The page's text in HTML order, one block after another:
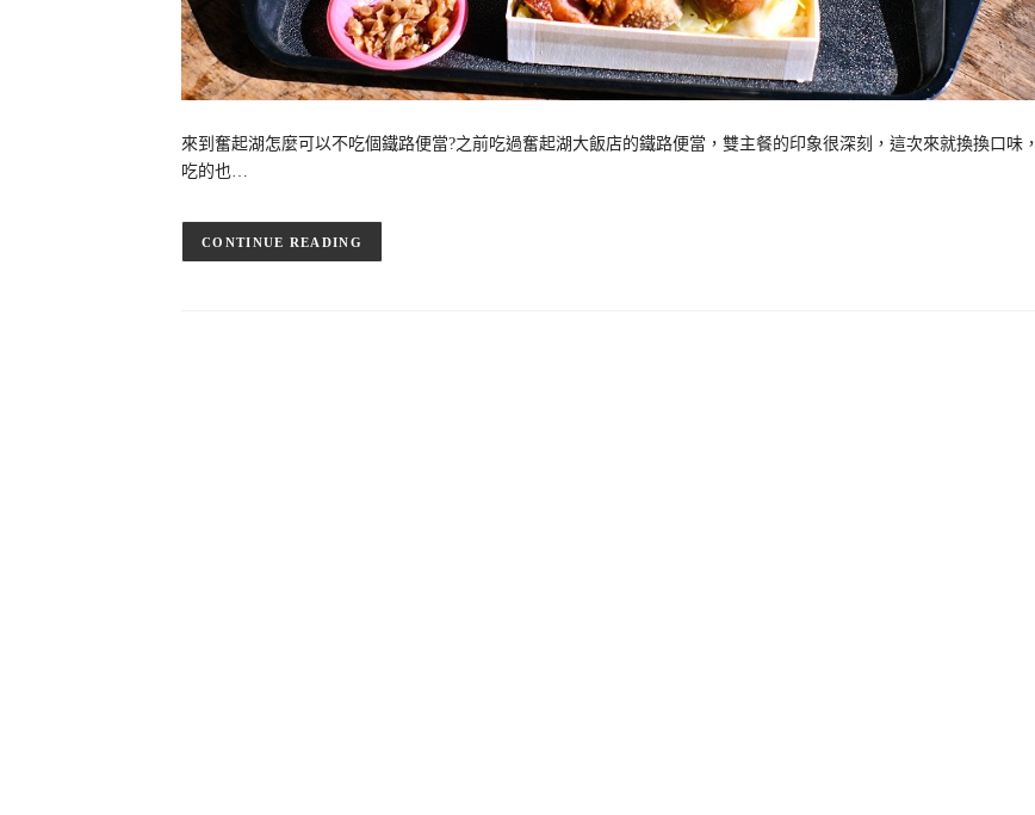
來到奮起湖怎麼可以不吃個鐵路便當?之前吃過奮起湖大飯店的鐵路便當，雙主餐的印象很深刻，這次來就換換口味，
吃的也…
CONTINUE READING